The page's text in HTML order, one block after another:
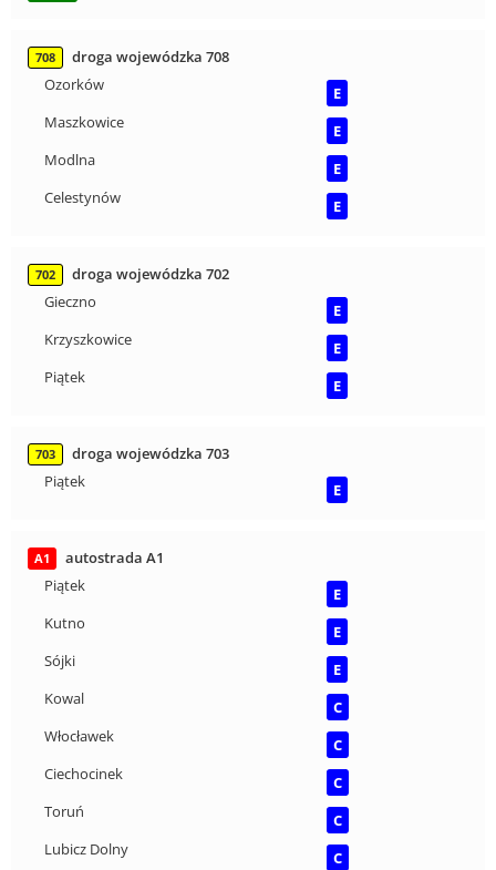
708
droga wojewódzka 708
Ozorków
E
Maszkowice
E
Modlna
E
Celestynów
E
702
droga wojewódzka 702
Gieczno
E
Krzyszkowice
E
Piątek
E
703
droga wojewódzka 703
Piątek
E
A1
autostrada A1
Piątek
E
Kutno
E
Sójki
E
Kowal
C
Włocławek
C
Ciechocinek
C
Toruń
C
Lubicz Dolny
C